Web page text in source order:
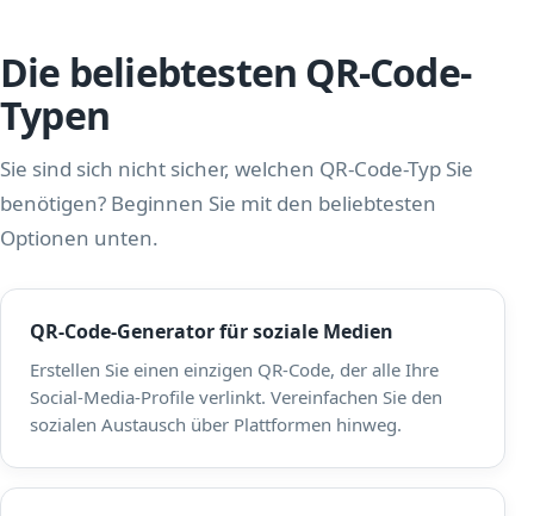
Die beliebtesten QR-Code-
Typen
Sie sind sich nicht sicher, welchen QR-Code-Typ Sie
benötigen? Beginnen Sie mit den beliebtesten
Optionen unten.
QR-Code-Generator für soziale Medien
Erstellen Sie einen einzigen QR-Code, der alle Ihre
Social-Media-Profile verlinkt. Vereinfachen Sie den
sozialen Austausch über Plattformen hinweg.